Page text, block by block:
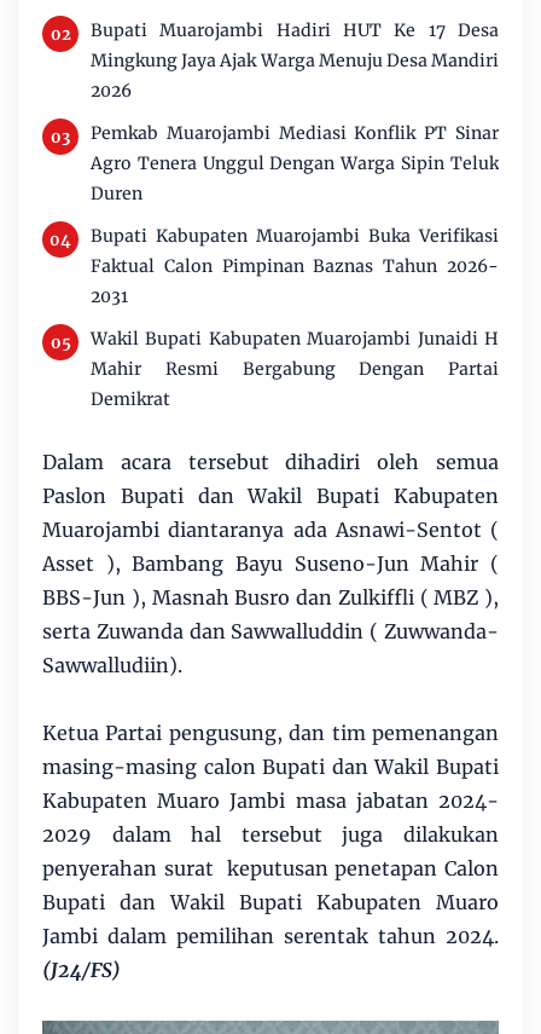
Bupati Muarojambi Hadiri HUT Ke 17 Desa
Mingkung Jaya Ajak Warga Menuju Desa Mandiri
2026
Pemkab Muarojambi Mediasi Konflik PT Sinar
Agro Tenera Unggul Dengan Warga Sipin Teluk
Duren
Bupati Kabupaten Muarojambi Buka Verifikasi
Faktual Calon Pimpinan Baznas Tahun 2026-
2031
Wakil Bupati Kabupaten Muarojambi Junaidi H
Mahir Resmi Bergabung Dengan Partai
Demikrat
Dalam acara tersebut dihadiri oleh semua
Paslon Bupati dan Wakil Bupati Kabupaten
Muarojambi diantaranya ada Asnawi-Sentot (
Asset ), Bambang Bayu Suseno-Jun Mahir (
BBS-Jun ), Masnah Busro dan Zulkiffli ( MBZ ),
serta Zuwanda dan Sawwalluddin ( Zuwwanda-
Sawwalludiin).
Ketua Partai pengusung, dan tim pemenangan
masing-masing calon Bupati dan Wakil Bupati
Kabupaten Muaro Jambi masa jabatan 2024-
2029 dalam hal tersebut juga dilakukan
penyerahan surat keputusan penetapan Calon
Bupati dan Wakil Bupati Kabupaten Muaro
Jambi dalam pemilihan serentak tahun 2024.
(J24/FS)